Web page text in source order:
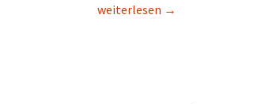
Scham und Bindungsverlust
weiterlesen →